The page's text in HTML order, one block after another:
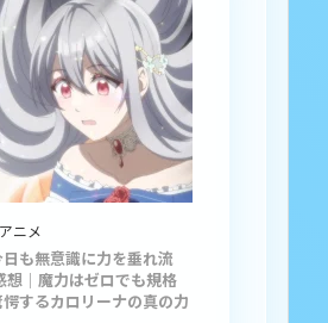
アニメ
も無意識に力を垂れ流
｜魔力はゼロでも規格
するカロリーナの真の力